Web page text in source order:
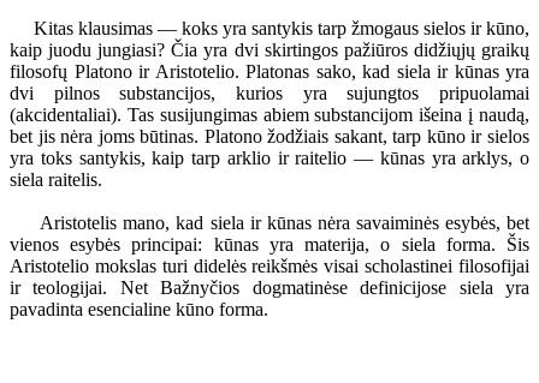
Kitas klausimas — koks yra santykis tarp žmogaus sielos ir kūno,
kaip juodu jungiasi? Čia yra dvi skirtingos pažiūros didžiųjų graikų
filosofų Platono ir Aristotelio. Platonas sako, kad siela ir kūnas yra
dvi pilnos substancijos, kurios yra sujungtos pripuolamai
(akcidentaliai). Tas susijungimas abiem substancijom išeina į naudą,
bet jis nėra joms būtinas. Platono žodžiais sakant, tarp kūno ir sielos
yra toks santykis, kaip tarp arklio ir raitelio — kūnas yra arklys, o
siela raitelis.
Aristotelis mano, kad siela ir kūnas nėra savaiminės esybės, bet
vienos esybės principai: kūnas yra materija, o siela forma. Šis
Aristotelio mokslas turi didelės reikšmės visai scholastinei filosofijai
ir teologijai. Net Bažnyčios dogmatinėse definicijose siela yra
pavadinta esencialine kūno forma.